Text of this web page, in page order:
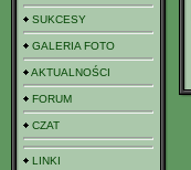
SUKCESY
GALERIA FOTO
AKTUALNOŚCI
FORUM
CZAT
LINKI